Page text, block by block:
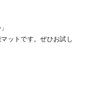
ットです。ぜひお試し